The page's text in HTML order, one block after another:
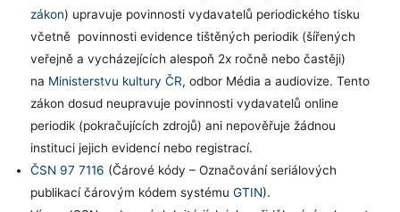
zákon) upravuje povinnosti vydavatelů periodického tisku
včetně povinnosti evidence tištěných periodik (šířených
veřejně a vycházejících alespoň 2x ročně nebo častěji)
na Ministerstvu kultury ČR, odbor Média a audiovize. Tento
zákon dosud neupravuje povinnosti vydavatelů online
periodik (pokračujících zdrojů) ani nepověřuje žádnou
instituci jejich evidencí nebo registrací.
ČSN 97 7116 (Čárové kódy – Označování seriálových
publikací čárovým kódem systému GTIN).